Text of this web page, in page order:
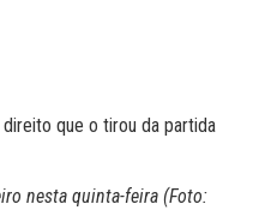
nesta quinta-feira (Foto: